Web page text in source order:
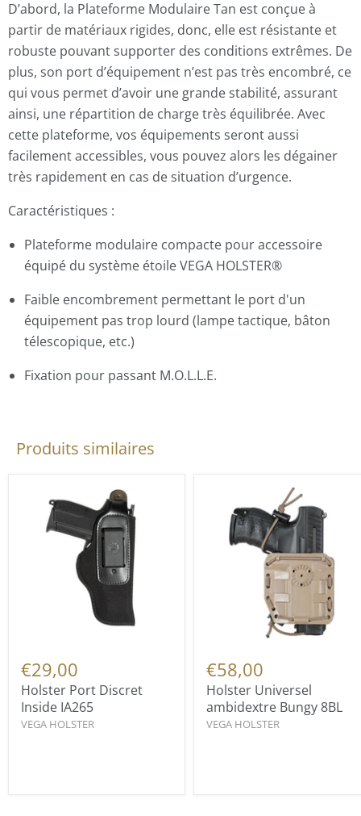
D’abord, la Plateforme Modulaire Tan est conçue à
partir de matériaux rigides, donc, elle est résistante et
robuste pouvant supporter des conditions extrêmes. De
plus, son port d’équipement n’est pas très encombré, ce
qui vous permet d’avoir une grande stabilité, assurant
ainsi, une répartition de charge très équilibrée. Avec
cette plateforme, vos équipements seront aussi
facilement accessibles, vous pouvez alors les dégainer
très rapidement en cas de situation d’urgence.
Caractéristiques :
Plateforme modulaire compacte pour accessoire
équipé du système étoile VEGA HOLSTER®
Faible encombrement permettant le port d'un
équipement pas trop lourd (lampe tactique, bâton
télescopique, etc.)
Fixation pour passant M.O.L.L.E.
Produits similaires
€29,00
Holster Port Discret
Inside IA265
VEGA HOLSTER
€58,00
Holster Universel
ambidextre Bungy 8BL
VEGA HOLSTER